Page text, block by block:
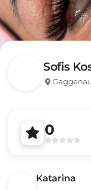
Sofis
0
Katarina